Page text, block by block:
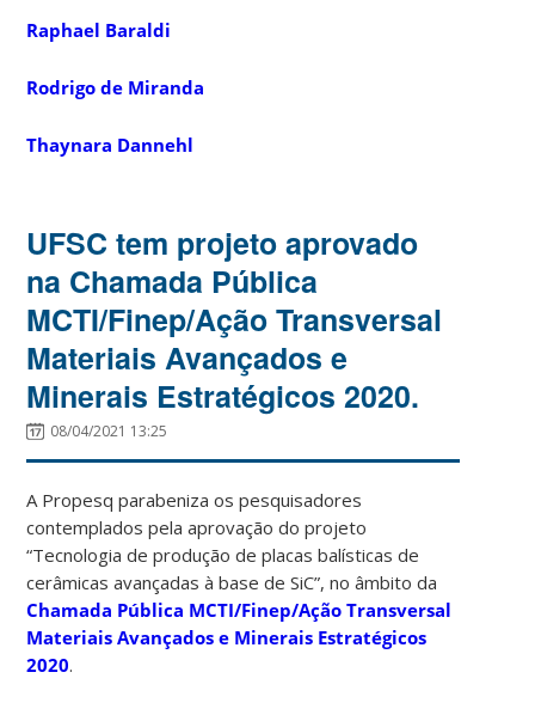
Raphael Baraldi
Rodrigo de Miranda
Thaynara Dannehl
UFSC tem projeto aprovado
na Chamada Pública
MCTI/Finep/Ação Transversal
Materiais Avançados e
Minerais Estratégicos 2020.
08/04/2021 13:25
A Propesq parabeniza os pesquisadores
contemplados pela aprovação do projeto
“Tecnologia de produção de placas balísticas de
cerâmicas avançadas à base de SiC”, no âmbito da
Chamada Pública MCTI/Finep/Ação Transversal
Materiais Avançados e Minerais Estratégicos
2020.